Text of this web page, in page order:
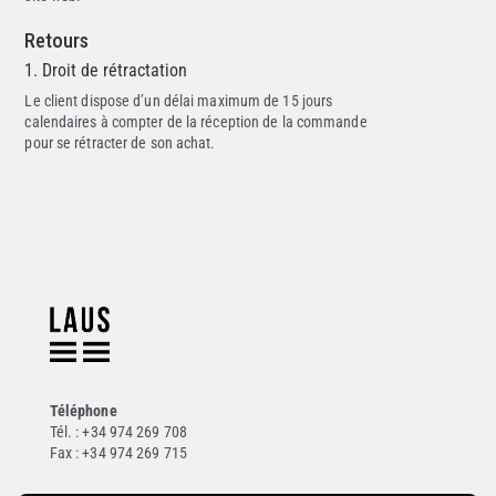
Retours
1. Droit de rétractation
Le client dispose d’un délai maximum de 15 jours
calendaires à compter de la réception de la commande
pour se rétracter de son achat.
Téléphone
Tél. : +34 974 269 708
Fax : +34 974 269 715